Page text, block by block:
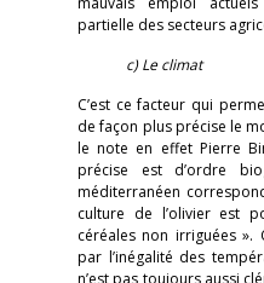
partielle des secteurs
c) Le climat
C’est ce facteur qui
de façon plus précise le
le note en effet Pierre
précise est d’ordre
méditerranéen
culture de l’olivier est
céréales non irriguées ».
par l’inégalité des